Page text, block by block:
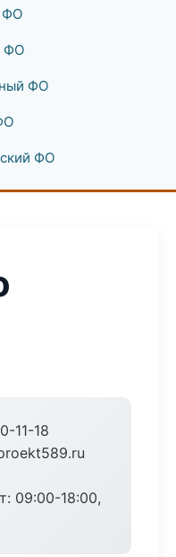
ФО
ФО
ФО
ФО
11-18
09:00-18:00,